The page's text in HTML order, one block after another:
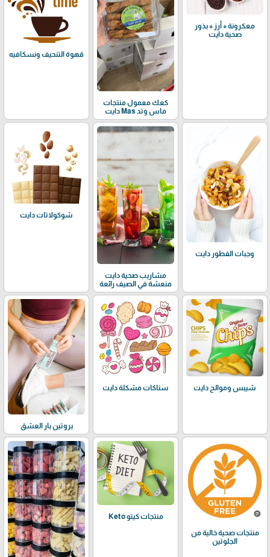
معكرونة + أرز + بذور
صحية دايت
كعك معمول منتجات
ماس وتد Mas دايت
قهوة التنحيف ونسكافيه
وجبات الفطور دايت
مشاريب صحية دايت
منعشة في الصيف رائعة
شوكولاتات دايت
شيبس وموالح دايت سناكات مشكلة دايت
بروتين بار العشق
منتجات صحية خالية من
الجلوتين
منتجات كيتو Keto